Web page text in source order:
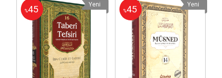
%45 Yeni
%45 Yeni